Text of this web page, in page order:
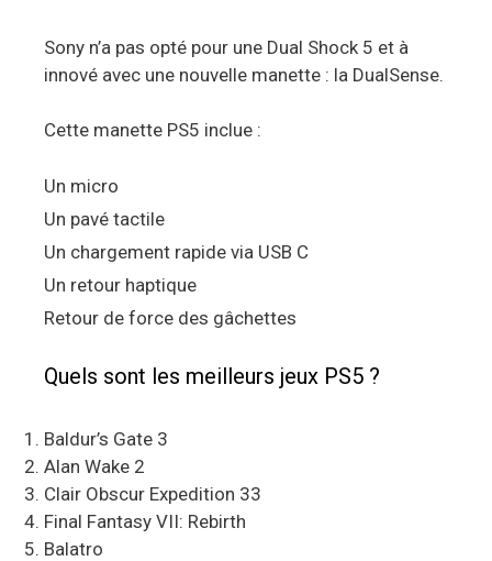
Sony n’a pas opté pour une Dual Shock 5 et à
innové avec une nouvelle manette : la DualSense.
Cette manette PS5 inclue :
Un micro
Un pavé tactile
Un chargement rapide via USB C
Un retour haptique
Retour de force des gâchettes
Quels sont les meilleurs jeux PS5 ?
Baldur’s Gate 3
Alan Wake 2
Clair Obscur Expedition 33
Final Fantasy VII: Rebirth
Balatro